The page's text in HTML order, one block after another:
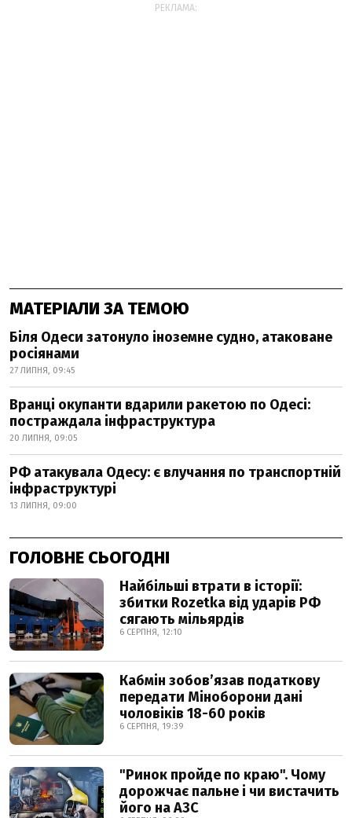
РЕКЛАМА:
МАТЕРІАЛИ ЗА ТЕМОЮ
Біля Одеси затонуло іноземне судно, атаковане
росіянами
27 ЛИПНЯ, 09:45
Вранці окупанти вдарили ракетою по Одесі:
постраждала інфраструктура
20 ЛИПНЯ, 09:05
РФ атакувала Одесу: є влучання по транспортній
інфраструктурі
13 ЛИПНЯ, 09:00
ГОЛОВНЕ СЬОГОДНІ
Найбільші втрати в історії:
збитки Rozetka від ударів РФ
сягають мільярдів
6 СЕРПНЯ, 12:10
Кабмін зобовʼязав податкову
передати Міноборони дані
чоловіків 18-60 років
6 СЕРПНЯ, 19:39
"Ринок пройде по краю". Чому
дорожчає пальне і чи вистачить
його на АЗС